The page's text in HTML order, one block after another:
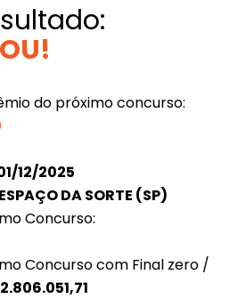
do próximo concurso:
12/2025
ESPAÇO DA SORTE (SP)
Concurso:
Concurso com Final zero /
2.806.051,71